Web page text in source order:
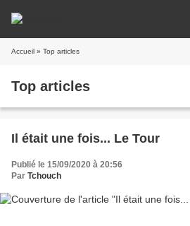
Accueil » Top articles
Top articles
Il était une fois... Le Tour
Publié le 15/09/2020 à 20:56
Par Tchouch